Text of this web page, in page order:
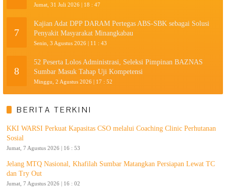
Jumat, 31 Juli 2026 | 18 : 47
7
Kajian Adat DPP DARAM Pertegas ABS-SBK sebagai Solusi
Penyakit Masyarakat Minangkabau
Senin, 3 Agustus 2026 | 11 : 43
8
52 Peserta Lolos Administrasi, Seleksi Pimpinan BAZNAS
Sumbar Masuk Tahap Uji Kompetensi
Minggu, 2 Agustus 2026 | 17 : 52
BERITA TERKINI
KKI WARSI Perkuat Kapasitas CSO melalui Coaching Clinic Perhutanan
Sosial
Jumat, 7 Agustus 2026 | 16 : 53
Jelang MTQ Nasional, Khafilah Sumbar Matangkan Persiapan Lewat TC
dan Try Out
Jumat, 7 Agustus 2026 | 16 : 02